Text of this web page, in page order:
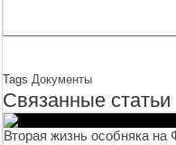
TagsДокументы
Связанные статьи
Вторая жизнь особняка на